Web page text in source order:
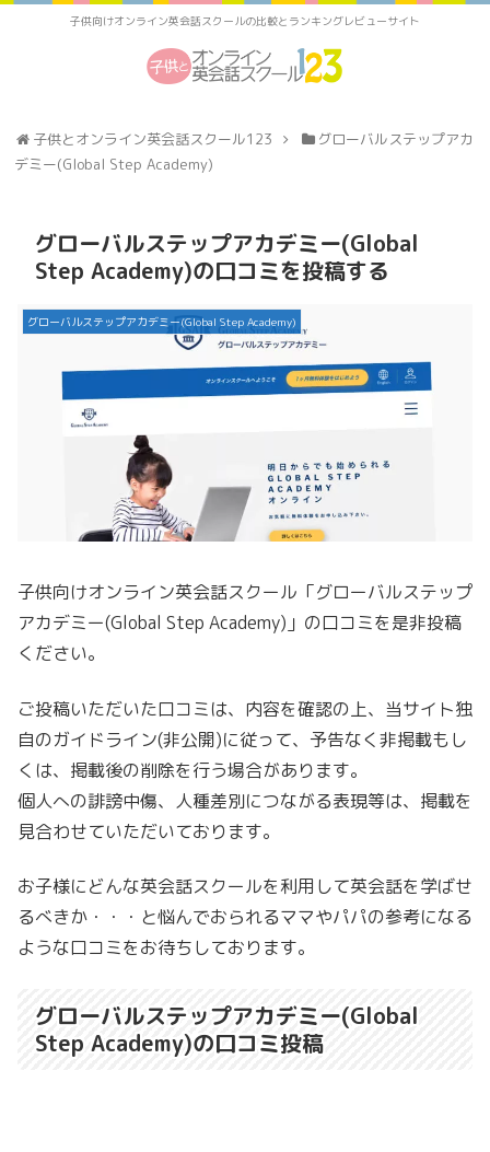
子供向けオンライン英会話スクールの比較とランキングレビューサイト
子供とオンライン英会話スクール123
グローバルステップアカ
デミー(Global Step Academy)
グローバルステップアカデミー(Global
Step Academy)の口コミを投稿する
グローバルステップアカデミー(Global Step Academy)
子供向けオンライン英会話スクール「グローバルステップ
アカデミー(Global Step Academy)」の口コミを是非投稿
ください。
ご投稿いただいた口コミは、内容を確認の上、当サイト独
自のガイドライン(非公開)に従って、予告なく非掲載もし
くは、掲載後の削除を行う場合があります。
個人への誹謗中傷、人種差別につながる表現等は、掲載を
見合わせていただいております。
お子様にどんな英会話スクールを利用して英会話を学ばせ
るべきか・・・と悩んでおられるママやパパの参考になる
ような口コミをお待ちしております。
グローバルステップアカデミー(Global
Step Academy)の口コミ投稿